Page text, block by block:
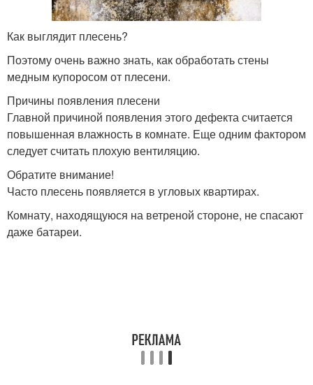
Как выглядит плесень?
Поэтому очень важно знать, как обработать стены
медным купоросом от плесени.
Причины появления плесени
Главной причиной появления этого дефекта считается
повышенная влажность в комнате. Еще одним фактором
следует считать плохую вентиляцию.
Обратите внимание!
Часто плесень появляется в угловых квартирах.
Комнату, находящуюся на ветреной стороне, не спасают
даже батареи.